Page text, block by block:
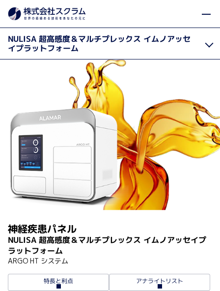
Home 製品・サービス 製品カテゴリから探す イムノア
神経疾患パネル
NULISA 超高感度＆マルチプレックス イムノアッセイプ
ラットフォーム
ARGO HT システム
特長と利点 アナライトリスト
NULISA 超高感度＆マルチプレックス イムノアッセ
イプラットフォーム